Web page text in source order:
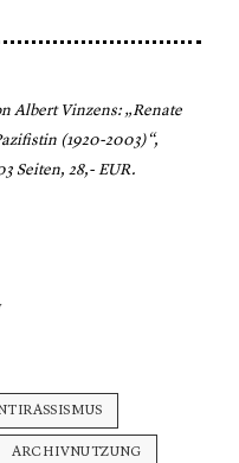
Albert Vinzens: „Renate
(1920-2003)“,
Seiten, 28,- EUR.
ARCHIVNUTZUNG